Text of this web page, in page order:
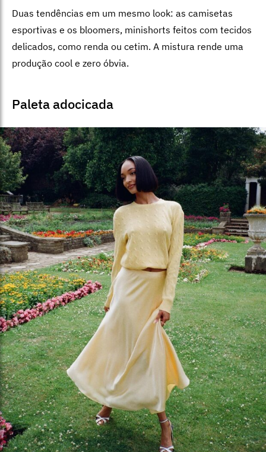
Duas tendências em um mesmo look: as camisetas
esportivas e os bloomers, minishorts feitos com tecidos
delicados, como renda ou cetim. A mistura rende uma
produção cool e zero óbvia.
Paleta adocicada